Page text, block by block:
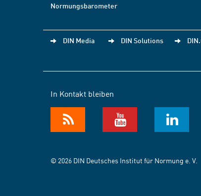
Normungsbarometer
DIN Media DIN Solutions
In Kontakt bleiben
© 2026 DIN Deutsches Institut für Normung e. V.